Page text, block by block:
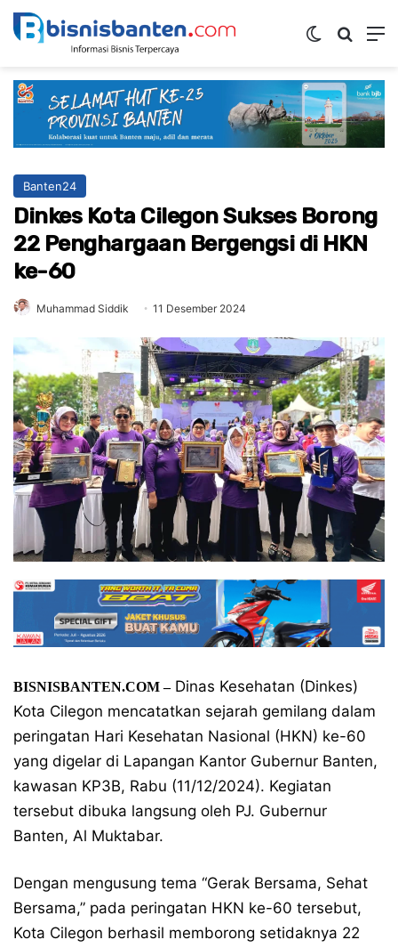
Switch skin
Banten24
Dinkes Kota Cilegon Sukses Borong
22 Penghargaan Bergengsi di HKN
ke-60
Muhammad Siddik 11 Desember 2024
BISNISBANTEN.COM –Dinas Kesehatan (Dinkes)
Kota Cilegon mencatatkan sejarah gemilang dalam
peringatan Hari Kesehatan Nasional (HKN) ke-60
yang digelar di Lapangan Kantor Gubernur Banten,
kawasan KP3B, Rabu (11/12/2024). Kegiatan
tersebut dibuka langsung oleh PJ. Gubernur
Banten, Al Muktabar.
Dengan mengusung tema “Gerak Bersama, Sehat
Bersama,” pada peringatan HKN ke-60 tersebut,
Kota Cilegon berhasil memborong setidaknya 22